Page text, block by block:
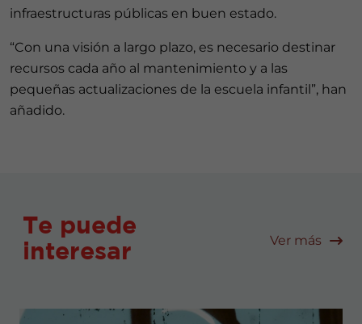
infraestructuras públicas en buen estado.
“Con una visión a largo plazo, es necesario destinar
recursos cada año al mantenimiento y a las
pequeñas actualizaciones de la escuela infantil”, han
añadido.
Te puede
interesar
Ver más